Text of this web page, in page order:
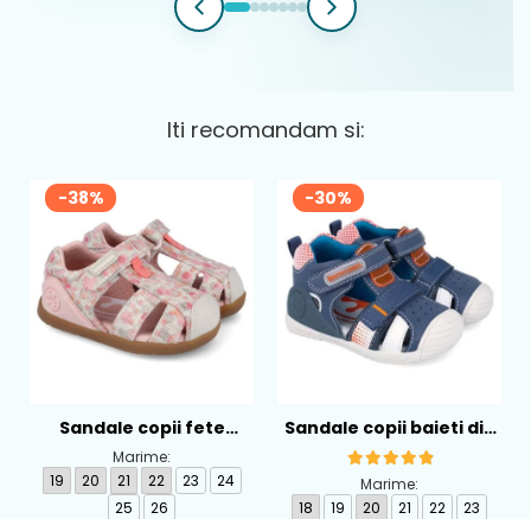
Iti recomandam si:
-38%
Sandale copii fete
calapod lat din textil
Biomecanics, Roz -
262193-A103
Marime:
19
20 21 22 23
24
25
26
-30%
Sandale copii baieti din
piele Biomecanics,
Albastru - 262124-A556
Marime:
18
19 20 21 22
23